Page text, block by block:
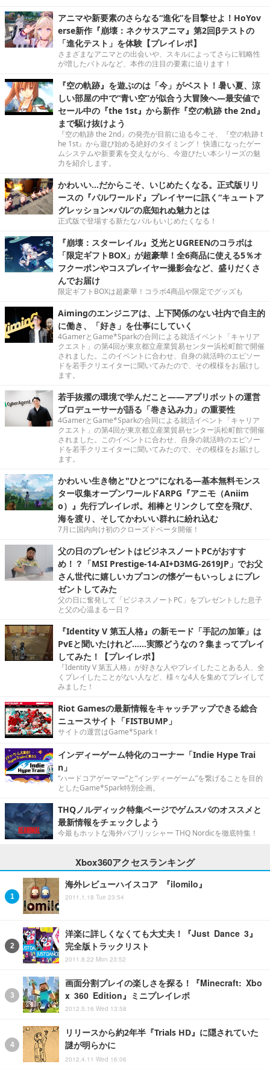
アニマや新要素のさらなる“進化”を目撃せよ！HoYov
erse新作『崩壊：ネクサスアニマ』第2回βテストの
「進化テスト」を体験【プレイレポ】
さまざまなアニマとの出会いや、スキルによってさらに戦略性
が増したバトルなど、本作の注目の要素に迫ります！
『空の軌跡』を遊ぶのは「今」がベスト！暑い夏、涼
しい部屋の中で“青い空”が似合う大冒険へ―最安値で
セール中の『the 1st』から新作『空の軌跡 the 2nd』
まで駆け抜けよう
『空の軌跡 the 2nd』の発売が目前に迫る今こそ、『空の軌跡 t
he 1st』から遊び始める絶好のタイミング！ 快適になったゲー
ムシステムや新要素を交えながら、今遊びたい本シリーズの魅
力を紹介します。
かわいい…だからこそ、いじめたくなる。正式版リリ
ースの『パルワールド』プレイヤーに訊く“キュートア
グレッション×パル”の底知れぬ魅力とは
正式版で登場する新たなパルもいじめたくなる！
『崩壊：スターレイル』爻光とUGREENのコラボは
「限定ギフトBOX」が超豪華！全6商品に使える5％オ
フクーポンやコスプレイヤー撮影会など、盛りだくさ
んでお届け
限定ギフトBOXは超豪華！コラボ4商品や限定でグッズも
Aimingのエンジニアは、上下関係のない社内で自主的
に働き、「好き」を仕事にしていく
4GamerとGame*Sparkの合同による就活イベント「キャリア
クエスト」の第4回が東京都立産業貿易センター浜松町館で開催
されました。このイベントに合わせ、自身の就活時のエピソー
ドを若手クリエイターに聞いてみたので、その模様をお届けし
ます。
若手抜擢の環境で学んだこと――アプリボットの運営
プロデューサーが語る「巻き込み力」の重要性
4GamerとGame*Sparkの合同による就活イベント「キャリア
クエスト」の第4回が東京都立産業貿易センター浜松町館で開催
されました。このイベントに合わせ、自身の就活時のエピソー
ドを若手クリエイターに聞いてみたので、その模様をお届けし
ます。
かわいい生き物と"ひとつ"になれる―基本無料モンス
ター収集オープンワールドARPG『アニモ（Aniim
o）』先行プレイレポ。相棒とリンクして空を飛び、
海を渡り、そしてかわいい群れに紛れ込む
7月に国内向け初のクローズドベータ開催！
父の日のプレゼントはビジネスノートPCがおすす
め！？「MSI Prestige-14-AI+D3MG-2619JP」でお父
さん世代に嬉しいカプコンの懐ゲーもいっしょにプレ
ゼントしてみた
父の日に奮発して「ビジネスノートPC」をプレゼントした息子
と父の心温まる一日？
『Identity V 第五人格』の新モード「手記の加筆」は
PvEと聞いたけれど……実際どうなの？集まってプレイ
してみた！【プレイレポ】
『Identity V 第五人格』が好きな人やプレイしたことある人、全
くプレイしたことがない人など、様々な4人を集めてプレイして
みました！
Riot Gamesの最新情報をキャッチアップできる総合
ニュースサイト「FISTBUMP」
サイトの運営はGame*Spark！
インディーゲーム特化のコーナー「Indie Hype Trai
n」
“ハードコアゲーマー”と“インディーゲーム”を繋げることを目的
としたGame*Spark特別企画。
THQノルディック特集ページでゲムスパのオススメと
最新情報をチェックしよう
今最もホットな海外パブリッシャー THQ Nordicを徹底特集！
Xbox360アクセスランキング
海外レビューハイスコア 『ilomilo』
2011.1.18 Tue 23:54
洋楽に詳しくなくても大丈夫！『Just Dance 3』
完全版トラックリスト
2011.8.22 Mon 23:52
画面分割プレイの楽しさを探る！『Minecraft: Xbo
x 360 Edition』ミニプレイレポ
2012.5.16 Wed 13:58
リリースから約2年半『Trials HD』に隠されていた
謎が明らかに
2012.4.11 Wed 16:06